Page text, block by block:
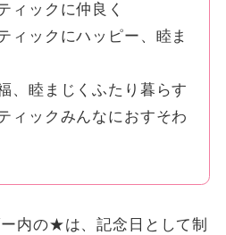
ィックに仲良く
ィックにハッピー、睦ま
、睦まじくふたり暮らす
ィックみんなにおすそわ
内の★は、記念日として制